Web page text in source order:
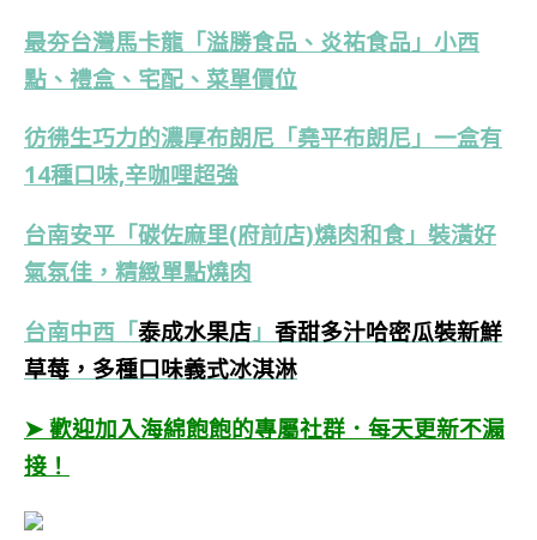
最夯台灣馬卡龍「溢勝食品、炎祐食品」小西
點、禮盒、宅配、菜單價位
彷彿生巧力的濃厚布朗尼「堯平布朗尼」一盒有
14種口味,辛咖哩超強
台南安平「碳佐麻里(府前店)燒肉和食」裝潢好
氣氛佳，精緻單點燒肉
台南中西 「泰成水果店 」 香甜多汁哈密瓜裝新鮮
草莓，多種口味義式冰淇淋
➤ 歡迎加入海綿飽飽的專屬社群．每天更新不漏
接！